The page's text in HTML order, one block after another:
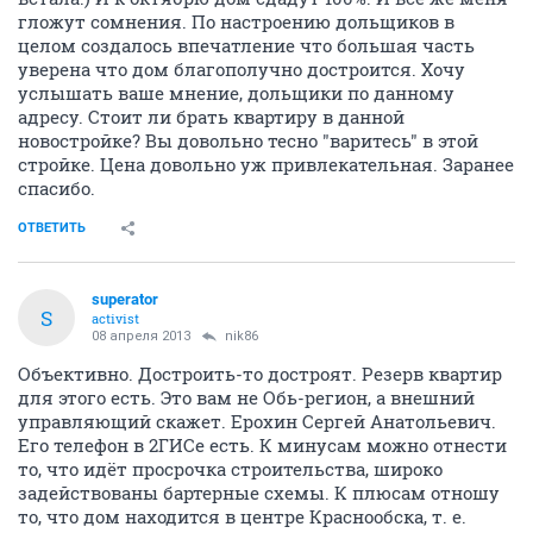
гложут сомнения. По настроению дольщиков в
целом создалось впечатление что большая часть
уверена что дом благополучно достроится. Хочу
услышать ваше мнение, дольщики по данному
адресу. Стоит ли брать квартиру в данной
новостройке? Вы довольно тесно "варитесь" в этой
стройке. Цена довольно уж привлекательная. Заранее
спасибо.
ОТВЕТИТЬ
S
superator
activist
08 апреля 2013 nik86
Объективно. Достроить-то достроят. Резерв квартир
для этого есть. Это вам не Обь-регион, а внешний
управляющий скажет. Ерохин Сергей Анатольевич.
Его телефон в 2ГИСе есть. К минусам можно отнести
то, что идёт просрочка строительства, широко
задействованы бартерные схемы. К плюсам отношу
то, что дом находится в центре Краснообска, т. е.